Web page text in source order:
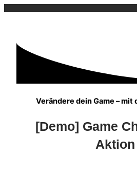
Verändere dein Game – mit
[Demo] Game
Aktion